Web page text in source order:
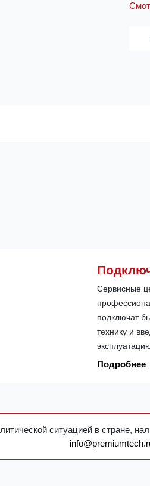
Сервисные
подключат
технику и
Подробнее
ситуацией в стране,